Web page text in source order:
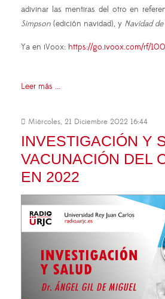
adivinar las mentiras del otro en
Simpson (edición navidad), y Navidad
Ya en iVoox: https://go.ivoox.com/rf/
Leer más ...
Miércoles, 21 Diciembre 2022 16:44
INVESTIGACIÓN Y
VACUNACIÓN DEL
EN 2022